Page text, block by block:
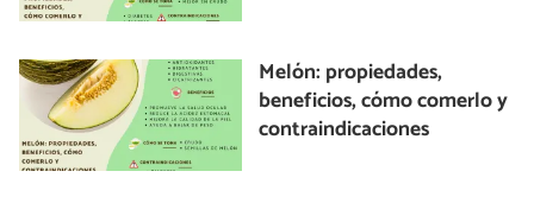
Melón: propiedades,
beneficios, cómo comerlo y
contraindicaciones